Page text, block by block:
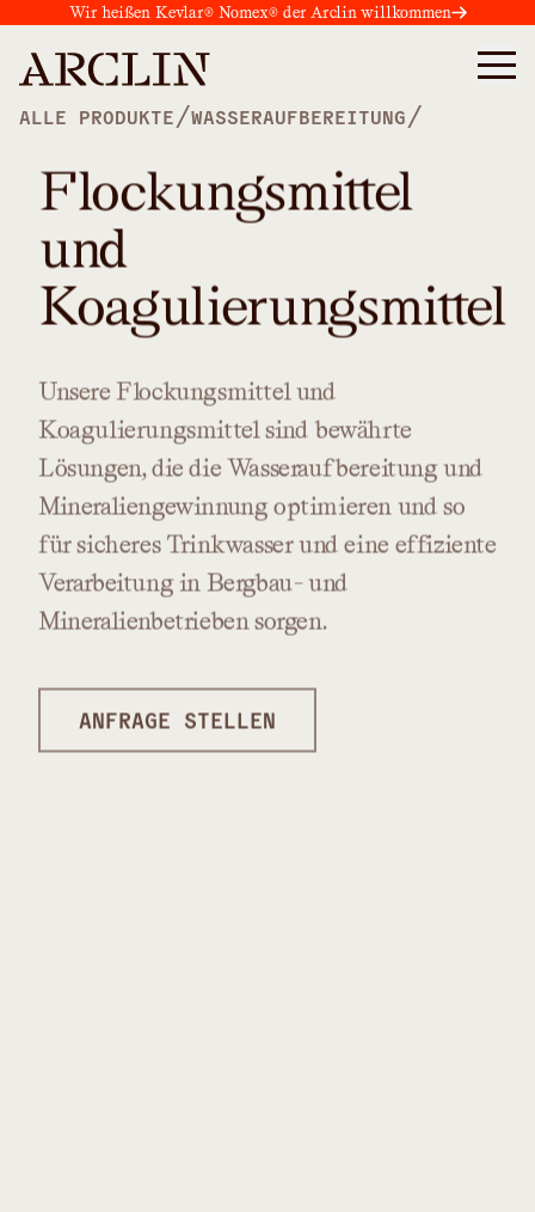
Wir heißen Kevlar® Nomex® der Arclin willkommen
ALLE PRODUKTE /WASSERAUFBEREITUNG /
Flockungsmittel
und
Koagulierungsmittel
Unsere Flockungsmittel und
Koagulierungsmittel sind bewährte
Lösungen, die die Wasseraufbereitung und
Mineraliengewinnung optimieren und so
fürsicheres Trinkwasserund eine effiziente
Verarbeitung in Bergbau-und
Mineralienbetrieben sorgen.
ANFRAGE STELLEN